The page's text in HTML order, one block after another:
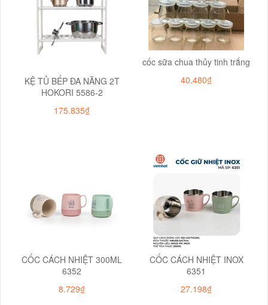
KỆ TỦ BẾP ĐA NĂNG 2T
HOKORI 5586-2
175.835₫
cốc sữa chua thủy tinh trắng
40.480₫
CỐC CÁCH NHIỆT 300ML
6352
8.729₫
CỐC CÁCH NHIỆT INOX
6351
27.198₫